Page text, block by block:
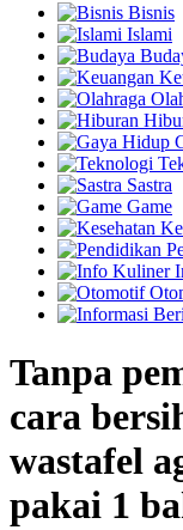
Bisnis
Islami
Sastra
Game
Tanpa
cara
wastafel
pakai 1